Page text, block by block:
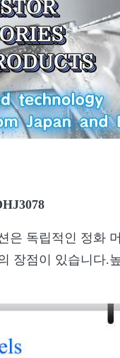
독립적인 정화
장점이 있습니다.